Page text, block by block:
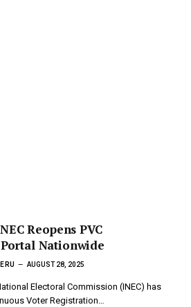
Reopens PVC
Nationwide
AUGUST 28, 2025
Electoral Commission (INEC) has
Voter Registration…